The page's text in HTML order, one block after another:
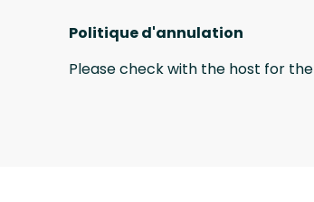
Politique d'annulation
Please check with the host for